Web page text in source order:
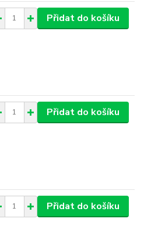
Přidat do košíku
Přidat do košíku
Přidat do košíku